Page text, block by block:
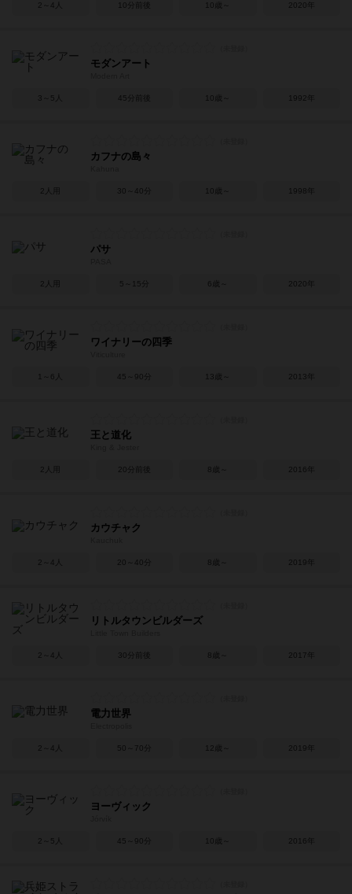
2～4人 10分前後 10歳～ 2020年
モダンアート
3～5人 45分前後 10歳～ 1992年
カフナの島々
2人用 30～40分 10歳～ 1998年
パサ
2人用 5～15分 6歳～ 2020年
ワイナリーの四季
1～6人 45～90分 13歳～ 2013年
王と道化
2人用 20分前後 8歳～ 2016年
カウチャク
2～4人 20～40分 8歳～ 2019年
リトルタウンビルダーズ
2～4人 30分前後 8歳～ 2017年
電力世界
2～4人 50～70分 12歳～ 2019年
ヨーヴィック
2～5人 45～90分 10歳～ 2016年